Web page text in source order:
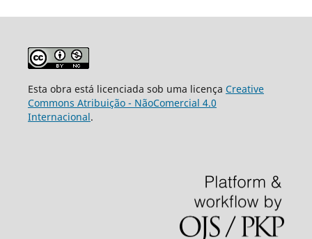
Esta obra está licenciada sob uma licença Creative
Commons Atribuição - NãoComercial 4.0
Internacional.